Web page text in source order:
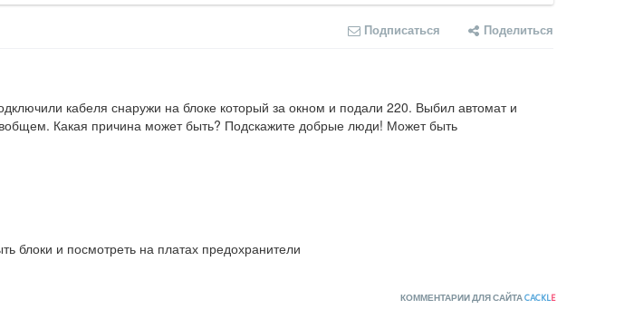
Подписаться Поделиться
кабеля снаружи на блоке который за окном и подали 220. Выбил автомат и
Какая причина может быть? Подскажите добрые люди! Может быть
блоки и посмотреть на платах предохранители
КОММЕНТАРИИ ДЛЯ САЙТАCACKLE